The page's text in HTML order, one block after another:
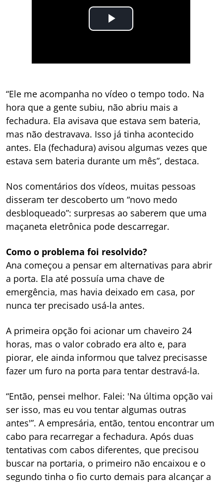
“Ele me acompanha no vídeo o tempo todo. Na
hora que a gente subiu, não abriu mais a
fechadura. Ela avisava que estava sem bateria,
mas não destravava. Isso já tinha acontecido
antes. Ela (fechadura) avisou algumas vezes que
estava sem bateria durante um mês”, destaca.
Nos comentários dos vídeos, muitas pessoas
disseram ter descoberto um “novo medo
desbloqueado”: surpresas ao saberem que uma
maçaneta eletrônica pode descarregar.
Como o problema foi resolvido?
Ana começou a pensar em alternativas para abrir
a porta. Ela até possuía uma chave de
emergência, mas havia deixado em casa, por
nunca ter precisado usá-la antes.
A primeira opção foi acionar um chaveiro 24
horas, mas o valor cobrado era alto e, para
piorar, ele ainda informou que talvez precisasse
fazer um furo na porta para tentar destravá-la.
“Então, pensei melhor. Falei: 'Na última opção vai
ser isso, mas eu vou tentar algumas outras
antes'”. A empresária, então, tentou encontrar um
cabo para recarregar a fechadura. Após duas
tentativas com cabos diferentes, que precisou
buscar na portaria, o primeiro não encaixou e o
segundo tinha o fio curto demais para alcançar a